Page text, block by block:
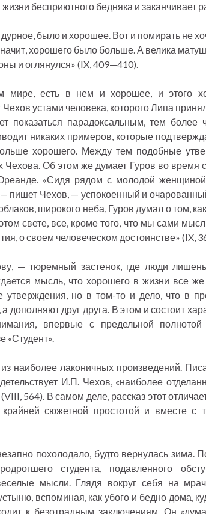
бесприютного бедняка и заканчивает
было и хорошее. Вот и помирать не
хорошего было больше. А велика
и оглянулся» (IX, 409—410).
есть в нем и хорошее, и этого
устами человека, которого Липа
показаться парадоксальным, тем более
никаких примеров, которые
хорошего. Между тем подобные
Чехова. Об этом же думает Гуров во время
«Сидя рядом с молодой
— пишет Чехов, — успокоенный и
широкого неба, Гуров думал о том,
свете, все, кроме того, что мы сами
о своем человеческом достоинстве» (IX,
— тюремный застенок, где люди
мысль, что хорошего в жизни все
но в том-то и дело, что в
дополняют друг друга. В этом и состоит
впервые с предельной
«Студент».
наиболее лаконичных произведений.
И.П. Чехов, «наиболее
564). В самом деле, рассказ этот
сюжетной простотой и вместе с
похолодало, будто вернулась зима.
студента, подавленного
мысли. Глядя вокруг себя на
вспоминая, как убого и бедно дома,
к безотрадным заключениям. Он